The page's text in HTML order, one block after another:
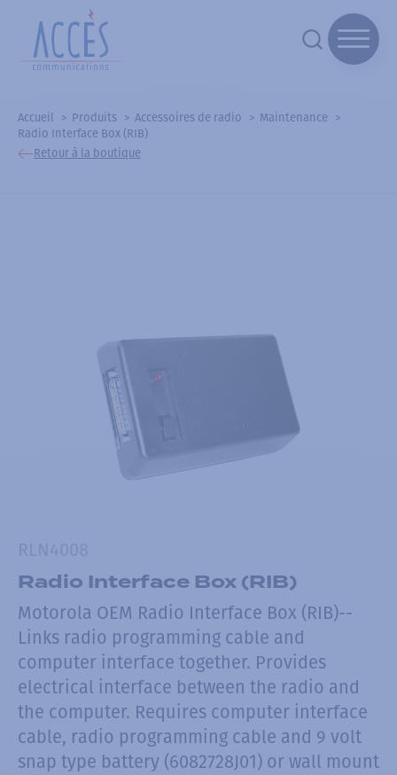
Accueil Produits Accessoires de radio
Maintenance
Radio Interface Box (RIB)
Retour à la boutique
Radio Interface Box (RIB)
Motorola OEM Radio Interface Box (RIB)--
Links radio programming cable and
computer interface together. Provides
electrical interface between the radio and
the computer. Requires computer interface
cable, radio programming cable and 9 volt
snap type battery (6082728J01) or wall mount